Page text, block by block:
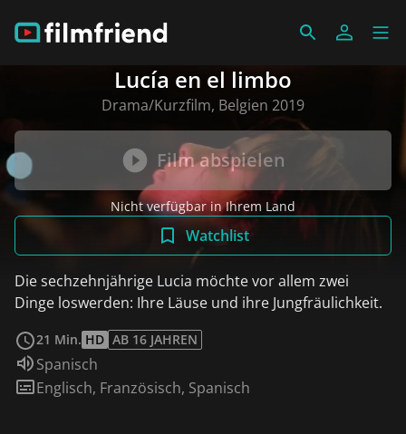
Lucía en el limbo
Drama/Kurzfilm, Belgien 2019
Film abspielen
Nicht verfügbar in Ihrem Land
Watchlist
Die sechzehnjährige Lucia möchte vor allem zwei
Dinge loswerden: Ihre Läuse und ihre Jungfräulichkeit.
21 Min. HD AB 16 JAHREN
Sprache:
Spanisch
Untertitel:
Englisch, Französisch, Spanisch